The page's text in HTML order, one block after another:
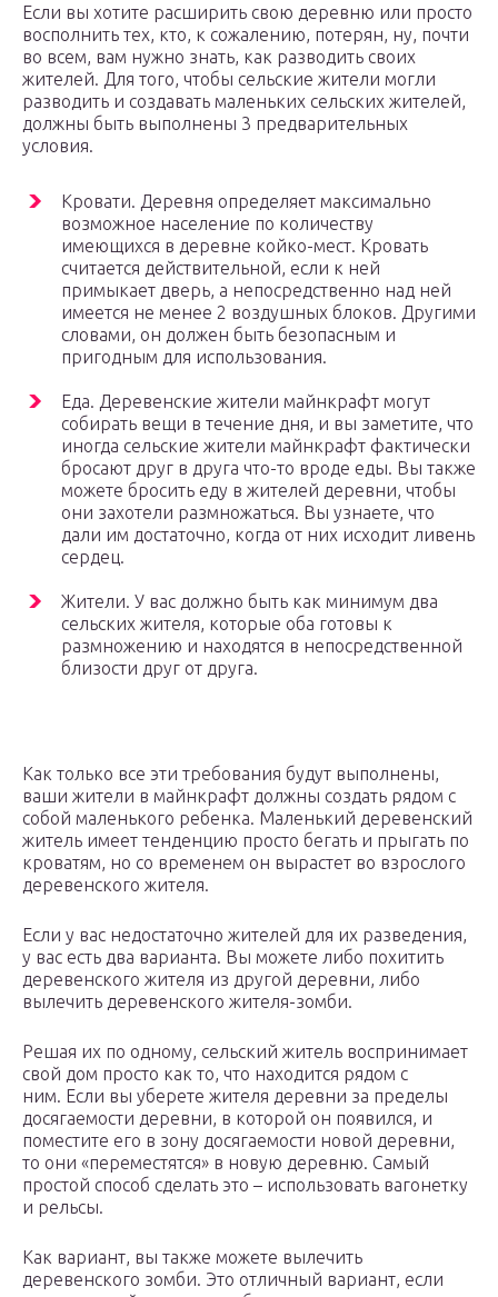
Если вы хотите расширить свою деревню или просто
восполнить тех, кто, к сожалению, потерян, ну, почти
во всем, вам нужно знать, как разводить своих
жителей. Для того, чтобы сельские жители могли
разводить и создавать маленьких сельских жителей,
должны быть выполнены 3 предварительных
условия.
Кровати. Деревня определяет максимально
возможное население по количеству
имеющихся в деревне койко-мест. Кровать
считается действительной, если к ней
примыкает дверь, а непосредственно над ней
имеется не менее 2 воздушных блоков. Другими
словами, он должен быть безопасным и
пригодным для использования.
Еда. Деревенские жители майнкрафт могут
собирать вещи в течение дня, и вы заметите, что
иногда сельские жители майнкрафт фактически
бросают друг в друга что-то вроде еды. Вы также
можете бросить еду в жителей деревни, чтобы
они захотели размножаться. Вы узнаете, что
дали им достаточно, когда от них исходит ливень
сердец.
Жители. У вас должно быть как минимум два
сельских жителя, которые оба готовы к
размножению и находятся в непосредственной
близости друг от друга.
Как только все эти требования будут выполнены,
ваши жители в майнкрафт должны создать рядом с
собой маленького ребенка. Маленький деревенский
житель имеет тенденцию просто бегать и прыгать по
кроватям, но со временем он вырастет во взрослого
деревенского жителя.
Если у вас недостаточно жителей для их разведения,
у вас есть два варианта. Вы можете либо похитить
деревенского жителя из другой деревни, либо
вылечить деревенского жителя-зомби.
Решая их по одному, сельский житель воспринимает
свой дом просто как то, что находится рядом с
ним. Если вы уберете жителя деревни за пределы
досягаемости деревни, в которой он появился, и
поместите его в зону досягаемости новой деревни,
то они «переместятся» в новую деревню. Самый
простой способ сделать это – использовать вагонетку
и рельсы.
Как вариант, вы также можете вылечить
деревенского зомби. Это отличный вариант, если